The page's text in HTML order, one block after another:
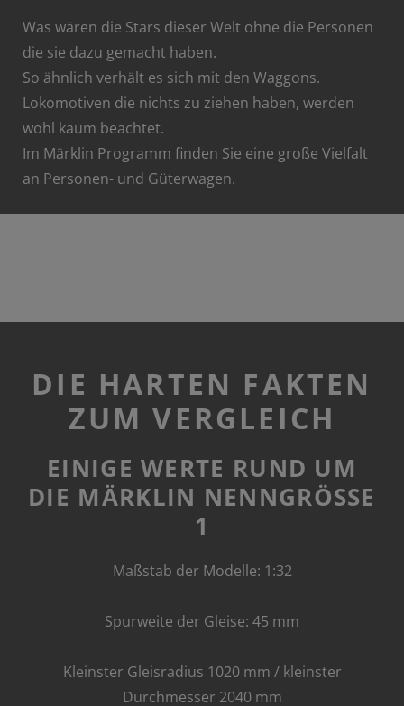
Was wären die Stars dieser Welt ohne die Personen
die sie dazu gemacht haben.
So ähnlich verhält es sich mit den Waggons.
Lokomotiven die nichts zu ziehen haben, werden
wohl kaum beachtet.
Im Märklin Programm finden Sie eine große Vielfalt
an Personen- und Güterwagen.
DIE HARTEN FAKTEN
ZUM VERGLEICH
EINIGE WERTE RUND UM
DIE MÄRKLIN NENNGRÖSSE
1
Maßstab der Modelle: 1:32
Spurweite der Gleise: 45 mm
Kleinster Gleisradius 1020 mm / kleinster
Durchmesser 2040 mm